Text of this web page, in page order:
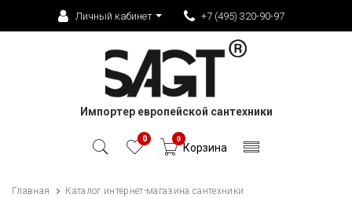
Личный кабинет +7 (495) 320-90-97
Импортер европейской сантехники
0 0
Корзина
Главная
Каталог интернет-магазина сантехники